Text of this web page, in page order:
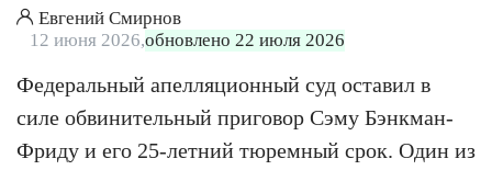
Евгений Смирнов
12 июня 2026,обновлено 22 июля 2026
Федеральный апелляционный суд оставил в
силе обвинительный приговор Сэму Бэнкман-
Фриду и его 25-летний тюремный срок. Один из